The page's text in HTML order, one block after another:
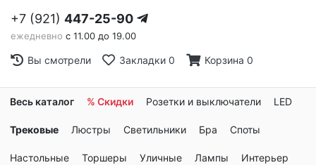
+7 (921) 447-25-90
ежедневно с 11.00 до 19.00
Вы смотрели Закладки 0 Корзина 0
Весь каталог % Скидки Розетки и выключатели LED
Трековые Люстры Светильники Бра Споты
Настольные Торшеры Уличные Лампы Интерьер